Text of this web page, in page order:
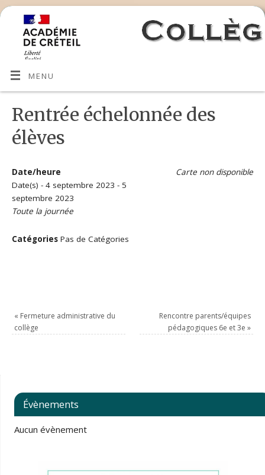
MENU
Rentrée échelonnée des
élèves
Carte non disponible
Date/heure
Date(s) - 4 septembre 2023 - 5
septembre 2023
Toute la journée
Catégories Pas de Catégories
« Fermeture administrative du
collège
Rencontre parents/équipes
pédagogiques 6e et 3e »
Évènements
Aucun évènement